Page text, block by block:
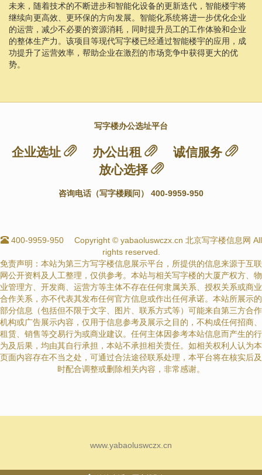
未来，随着技术的不断进步和智能化设备的更新迭代，智能楼宇将
继续向更高效、更环保的方向发展。智能化系统将进一步优化企业
的运营，减少不必要的资源消耗，同时提升员工的工作体验和企业
的整体生产力。该项目等现代写字楼已经通过智能楼宇的应用，成
功提升了运营效率，帮助企业在激烈的市场竞争中获得更大的优
势。
写字楼办公选址平台
企业选址 办公出租
诚信服务
放心选择
咨询电话（写字楼顾问） 400-9959-950
400-9959-950
Copyright © yabaoluswczx.cn 北京写字楼信息网 All
rights reserved.
免责声明：本站为第三方写字楼信息展示平台，所提供的信息来源于互联
网公开资料及人工整理，仅供参考。本站与相关写字楼的大厦产权方、物
业管理方、开发商、运营方等主体不存在任何隶属关系、授权关系或商业
合作关系，亦不代表其发布任何官方信息或作出任何承诺。本站所展示的
部分信息（包括但不限于文字、图片、联系方式等）可能来自第三方合作
机构或广告展示内容，仅用于信息参考及展示之目的，不构成任何招商、
租赁、销售等交易行为或商业建议。任何主体因参考本站信息而产生的行
为及后果，均由其自行承担，本站不承担相关责任。如相关权利人认为本
页面内容存在不当之处，可通过合法途径联系处理，本平台将在核实后及
时配合调整或删除相关内容，非常感谢。
www.yabaoluswczx.cn